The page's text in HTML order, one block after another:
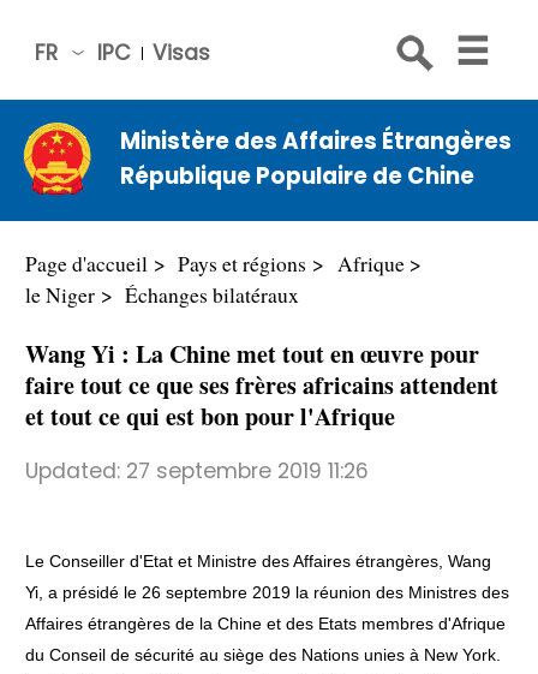
IPC Visas
FR
中文
Engli
sh
Русс
Espa
عربي
Ministère des Affaires Étrangères
République Populaire de Chine
Page d'accueil Pays et régions
Afrique
le Niger
Échanges bilatéraux
Wang Yi : La Chine met tout en œuvre pour
faire tout ce que ses frères africains attendent
et tout ce qui est bon pour l'Afrique
Updated: 27 septembre 2019 11:26
Le Conseiller d'Etat et Ministre des Affaires étrangères, Wang
Yi, a présidé le 26 septembre 2019 la réunion des Ministres des
Affaires étrangères de la Chine et des Etats membres d'Afrique
du Conseil de sécurité au siège des Nations unies à New York.